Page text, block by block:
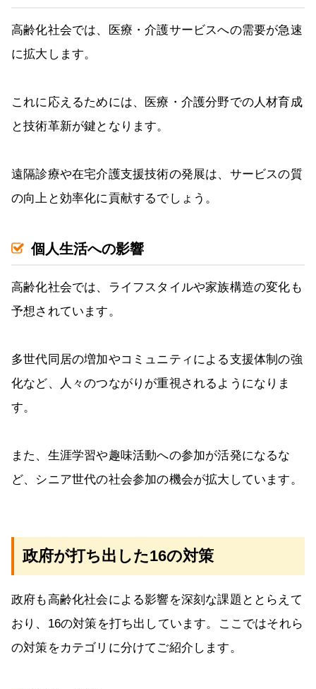
高齢化社会では、医療・介護サービスへの需要が急速
に拡大します。
これに応えるためには、医療・介護分野での人材育成
と技術革新が鍵となります。
遠隔診療や在宅介護支援技術の発展は、サービスの質
の向上と効率化に貢献するでしょう。
個人生活への影響
高齢化社会では、ライフスタイルや家族構造の変化も
予想されています。
多世代同居の増加やコミュニティによる支援体制の強
化など、人々のつながりが重視されるようになりま
す。
また、生涯学習や趣味活動への参加が活発になるな
ど、シニア世代の社会参加の機会が拡大しています。
政府が打ち出した16の対策
政府も高齢化社会による影響を深刻な課題ととらえて
おり、16の対策を打ち出しています。ここではそれら
の対策をカテゴリに分けてご紹介します。